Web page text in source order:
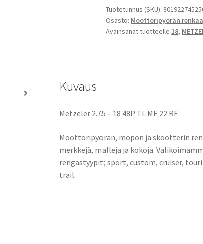
2.75
-
18
Tuotetunnus (SKU):
Osasto: Moottoripyörän
Avainsanat tuotteelle 18,
Kuvaus
Metzeler 2.75 – 18 48P TL ME 22 RF.
Moottoripyörän, mopon ja skootterin
merkkejä, malleja ja kokoja.
rengastyypit; sport, custom, cruiser,
trail.